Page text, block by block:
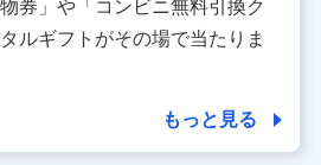
供について
券」や「コンビニ無料引換ク
ルギフトがその場で当たりま
もっと見る